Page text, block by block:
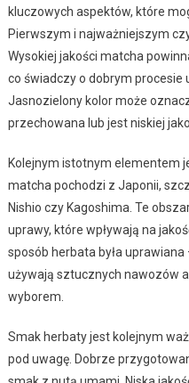
kluczowych aspektów, które
Pierwszym i najważniejszym
Wysokiej jakości matcha
co świadczy o dobrym procesie
Jasnozielony kolor może
przechowana lub jest niskiej
Kolejnym istotnym elementem
matcha pochodzi z Japonii,
Nishio czy Kagoshima. Te
uprawy, które wpływają na
sposób herbata była
używają sztucznych nawozów
wyborem.
Smak herbaty jest kolejnym
pod uwagę. Dobrze